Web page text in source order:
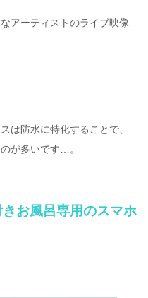
アーティストのライブ映像
は防水に特化することで、
が多いです…。
お風呂専用のスマホ